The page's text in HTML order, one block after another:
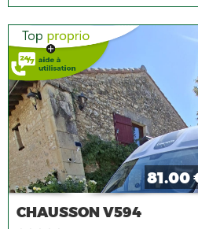
81.00
CHAUSSON V594